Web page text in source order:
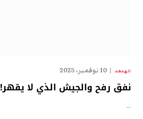
الهدهد 10 نوفمبر، 2025
نفق رفح والجيش الذي لا يقهر!
…